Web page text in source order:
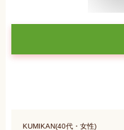
KUMIKAN(40代・女性)